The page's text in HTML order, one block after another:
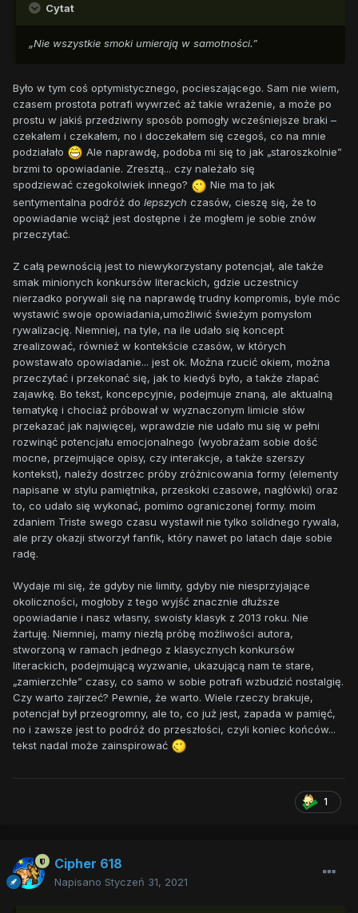
Cytat
„Nie wszystkie smoki umierają w samotności.”
Było w tym coś optymistycznego, pocieszającego. Sam nie wiem,
czasem prostota potrafi wywrzeć aż takie wrażenie, a może po
prostu w jakiś przedziwny sposób pomogły wcześniejsze braki –
czekałem i czekałem, no i doczekałem się czegoś, co na mnie
podziałało
Ale naprawdę, podoba mi się to jak „staroszkolnie”
brzmi to opowiadanie. Zresztą... czy należało się
spodziewać czegokolwiek innego?
Nie ma to jak
sentymentalna podróż do lepszych czasów, cieszę się, że to
opowiadanie wciąż jest dostępne i że mogłem je sobie znów
przeczytać.
Z całą pewnością jest to niewykorzystany potencjał, ale także
smak minionych konkursów literackich, gdzie uczestnicy
nierzadko porywali się na naprawdę trudny kompromis, byle móc
wystawić swoje opowiadania,umożliwić świeżym pomysłom
rywalizację. Niemniej, na tyle, na ile udało się koncept
zrealizować, również w kontekście czasów, w których
powstawało opowiadanie... jest ok. Można rzucić okiem, można
przeczytać i przekonać się, jak to kiedyś było, a także złapać
zajawkę. Bo tekst, koncepcyjnie, podejmuje znaną, ale aktualną
tematykę i chociaż próbował w wyznaczonym limicie słów
przekazać jak najwięcej, wprawdzie nie udało mu się w pełni
rozwinąć potencjału emocjonalnego (wyobrażam sobie dość
mocne, przejmujące opisy, czy interakcje, a także szerszy
kontekst), należy dostrzec próby zróżnicowania formy (elementy
napisane w stylu pamiętnika, przeskoki czasowe, nagłówki) oraz
to, co udało się wykonać, pomimo ograniczonej formy. moim
zdaniem Triste swego czasu wystawił nie tylko solidnego rywala,
ale przy okazji stworzył fanfik, który nawet po latach daje sobie
radę.
Wydaje mi się, że gdyby nie limity, gdyby nie niesprzyjające
okoliczności, mogłoby z tego wyjść znacznie dłuższe
opowiadanie i nasz własny, swoisty klasyk z 2013 roku. Nie
żartuję. Niemniej, mamy niezłą próbę możliwości autora,
stworzoną w ramach jednego z klasycznych konkursów
literackich, podejmującą wyzwanie, ukazującą nam te stare,
„zamierzchłe” czasy, co samo w sobie potrafi wzbudzić nostalgię.
Czy warto zajrzeć? Pewnie, że warto. Wiele rzeczy brakuje,
potencjał był przeogromny, ale to, co już jest, zapada w pamięć,
no i zawsze jest to podróż do przeszłości, czyli koniec końców...
tekst nadal może zainspirować
1
Cipher 618
Napisano Styczeń 31, 2021